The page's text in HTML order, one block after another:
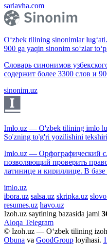
sarlavha.com
O‘zbek tilining sinonimlar
900 ga yaqin sinonim so‘zlar
Словарь синонимов
содержит более 3300 слов и
sinonim.uz
Imlo.uz — O'zbek tilining imlo
So'zning to'g'ri yozilishini
Imlo.uz — Орфографический
позволяющий проверить
латинице и кириллице. В базе
imlo.uz
ibora.uz salsa.uz skripka.uz
resumes.uz havo.uz
Izoh.uz saytining bazasida jami
Aloqa Telegram
© Izoh.uz — O‘zbek tilining
Obuna va GoodGroup loyihasi.